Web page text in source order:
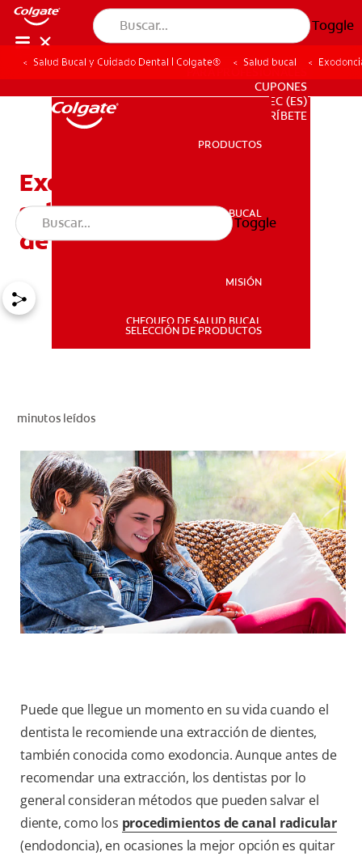
Toggle
SALUD BUCAL
PARA PROFESIONALES
CUPONES
EC (ES)
SUSCRÍBETE
PARA PROFESIONALES
CUPONES
EC (ES)
SUSCRÍBETE
PRODUCTOS
SALUD BUCAL
MISIÓN
CHEQUEO DE SALUD BUCAL
SELECCIÓN DE PRODUCTOS
Toggle
Salud Bucal y Cuidado Dental | Colgate® Salud bucal
Exodoncia: Lo que debe
saber sobre la extracción
de dientes
minutos leídos
Puede que llegue un momento en su vida cuando el
dentista le recomiende una extracción de dientes,
también conocida como exodoncia. Aunque antes de
recomendar una extracción, los dentistas por lo
general consideran métodos que pueden salvar el
diente, como los procedimientos de canal radicular
(endodoncia), en ocasiones la mejor opción es quitar